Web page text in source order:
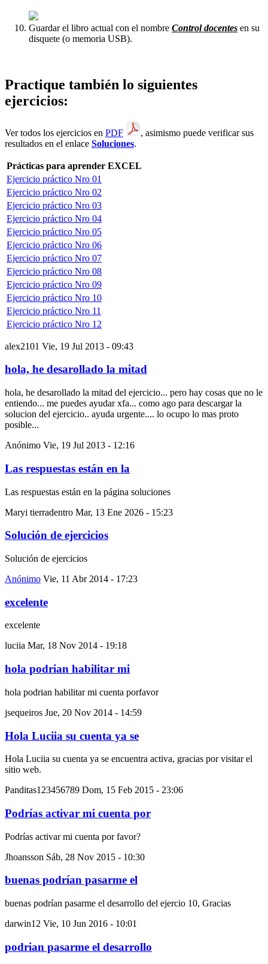
Guardar el libro actual con el nombre Control docentes en su
disquete (o memoria USB).
Practique también lo siguientes
ejercicios:
Ver todos los ejercicios en PDF
, asimismo puede verificar sus
resultados en el enlace Soluciones.
Prácticas para aprender EXCEL
Ejercicio práctico Nro 01
Ejercicio práctico Nro 02
Ejercicio práctico Nro 03
Ejercicio práctico Nro 04
Ejercicio práctico Nro 05
Ejercicio práctico Nro 06
Ejercicio práctico Nro 07
Ejercicio práctico Nro 08
Ejercicio práctico Nro 09
Ejercicio práctico Nro 10
Ejercicio práctico Nro 11
Ejercicio práctico Nro 12
alex2101 Vie, 19 Jul 2013 - 09:43
hola, he desarollado la mitad
hola, he desarollado la mitad del ejercicio... pero hay cosas que no le
entiendo... me puedes ayudar xfa... como ago para descargar la
solucion del ejercicio.. ayuda urgente.... lo ocupo lo mas proto
posible...
Anónimo Vie, 19 Jul 2013 - 12:16
Las respuestas están en la
Las respuestas están en la página soluciones
Maryi tierradentro Mar, 13 Ene 2026 - 15:23
Solución de ejercicios
Solución de ejercicios
Anónimo Vie, 11 Abr 2014 - 17:23
excelente
excelente
luciia Mar, 18 Nov 2014 - 19:18
hola podrian habilitar mi
hola podrian habilitar mi cuenta porfavor
jsequeiros Jue, 20 Nov 2014 - 14:59
Hola Luciia su cuenta ya se
Hola Luciia su cuenta ya se encuentra activa, gracias por visitar el
sitio web.
Panditas123456789 Dom, 15 Feb 2015 - 23:06
Podrías activar mi cuenta por
Podrías activar mi cuenta por favor?
Jhoansson Sáb, 28 Nov 2015 - 10:30
buenas podrían pasarme el
buenas podrían pasarme el desarrollo del ejercio 10, Gracias
darwin12 Vie, 10 Jun 2016 - 10:01
podrian pasarme el desarrollo